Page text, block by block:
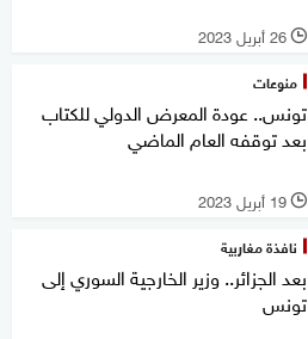
l 26 أبريل 2023
منوعات
تونس.. عودة المعرض الدولي للكتاب
بعد توقفه العام الماضي
l 19 أبريل 2023
نافذة مغاربية
بعد الجزائر.. وزير الخارجية السوري إلى
تونس